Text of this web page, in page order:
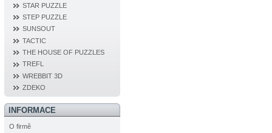
STAR PUZZLE
STEP PUZZLE
SUNSOUT
TACTIC
THE HOUSE OF PUZZLES
TREFL
WREBBIT 3D
ZDEKO
INFORMACE
O firmě